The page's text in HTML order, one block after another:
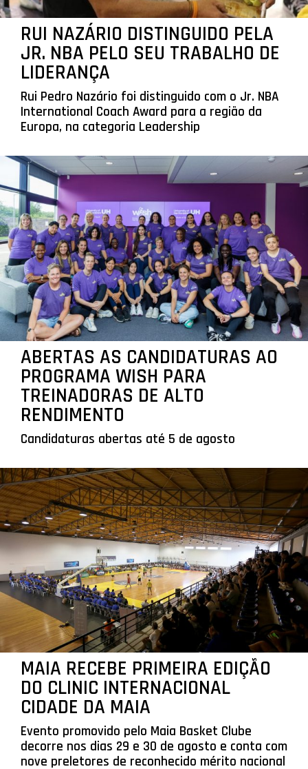
RUI NAZÁRIO DISTINGUIDO PELA
JR. NBA PELO SEU TRABALHO DE
LIDERANÇA
Rui Pedro Nazário foi distinguido com o Jr. NBA
International Coach Award para a região da
Europa, na categoria Leadership
ABERTAS AS CANDIDATURAS AO
PROGRAMA WISH PARA
TREINADORAS DE ALTO
RENDIMENTO
Candidaturas abertas até 5 de agosto
MAIA RECEBE PRIMEIRA EDIÇÃO
DO CLINIC INTERNACIONAL
CIDADE DA MAIA
Evento promovido pelo Maia Basket Clube
decorre nos dias 29 e 30 de agosto e conta com
nove preletores de reconhecido mérito nacional